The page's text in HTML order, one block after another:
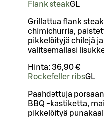
Flank steakGL
Grillattua flank
chimichurria,
pikkelöityjä chilejä
valitsemallasi
Hinta: 36,90 €
Rockefeller ribsGL
Paahdettuja
BBQ -kastiketta,
pikkelöityä